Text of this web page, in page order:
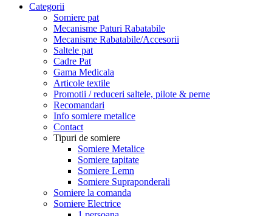
Categorii
Somiere pat
Mecanisme Paturi Rabatabile
Mecanisme Rabatabile/Accesorii
Saltele pat
Cadre Pat
Gama Medicala
Articole textile
Promotii / reduceri saltele, pilote & perne
Recomandari
Info somiere metalice
Contact
Tipuri de somiere
Somiere Metalice
Somiere tapitate
Somiere Lemn
Somiere Supraponderali
Somiere la comanda
Somiere Electrice